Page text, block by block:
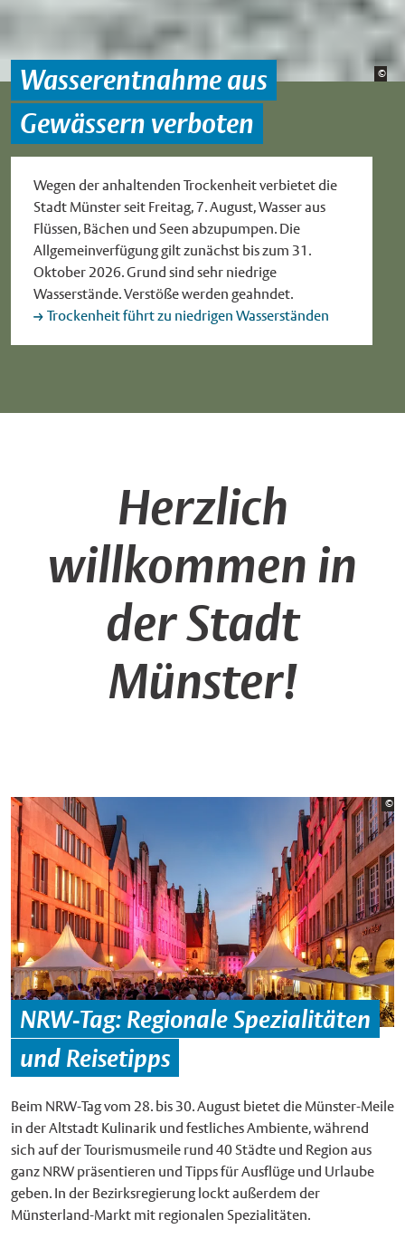
©
Wasserentnahme aus
Gewässern verboten
Wegen der anhaltenden Trockenheit verbietet die
Stadt Münster seit Freitag, 7. August, Wasser aus
Flüssen, Bächen und Seen abzupumpen. Die
Allgemeinverfügung gilt zunächst bis zum 31.
Oktober 2026. Grund sind sehr niedrige
Wasserstände. Verstöße werden geahndet.
Trockenheit führt zu niedrigen Wasserständen
Herzlich
willkommen in
der Stadt
Münster!
©
NRW-Tag: Regionale Spezialitäten
und Reisetipps
Beim NRW-Tag vom 28. bis 30. August bietet die Münster-Meile
in der Altstadt Kulinarik und festliches Ambiente, während
sich auf der Tourismusmeile rund 40 Städte und Region aus
ganz NRW präsentieren und Tipps für Ausflüge und Urlaube
geben. In der Bezirksregierung lockt außerdem der
Münsterland-Markt mit regionalen Spezialitäten.